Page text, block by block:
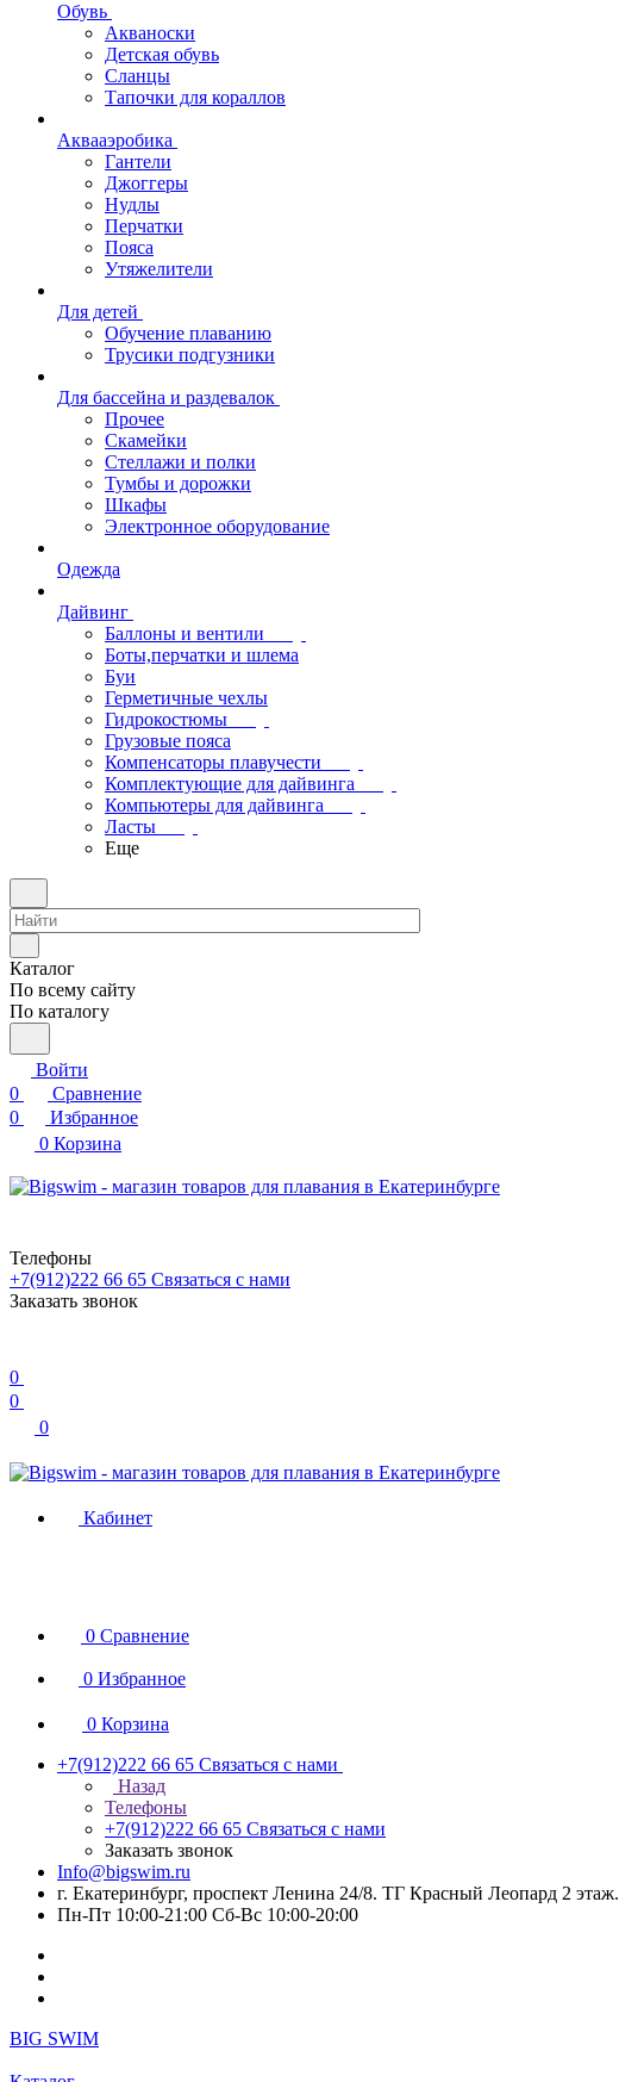
Обувь
Акваноски
Детская обувь
Сланцы
Тапочки для кораллов
Аквааэробика
Гантели
Джоггеры
Нудлы
Перчатки
Пояса
Утяжелители
Для детей
Обучение плаванию
Трусики подгузники
Для бассейна и раздевалок
Прочее
Скамейки
Стеллажи и полки
Тумбы и дорожки
Шкафы
Электронное оборудование
Одежда
Дайвинг
Баллоны и вентили
Боты,перчатки и шлема
Буи
Герметичные чехлы
Гидрокостюмы
Грузовые пояса
Компенсаторы плавучести
Комплектующие для дайвинга
Компьютеры для дайвинга
Ласты
Еще
Каталог
По всему сайту
По каталогу
Войти
0
Сравнение
0
Избранное
0 Корзина
Телефоны
+7(912)222 66 65 Связаться с нами
Заказать звонок
0
0
0
Кабинет
0 Сравнение
0 Избранное
0 Корзина
+7(912)222 66 65 Связаться с нами
Назад
Телефоны
+7(912)222 66 65 Связаться с нами
Заказать звонок
Info@bigswim.ru
г. Екатеринбург, проспект Ленина 24/8. ТГ Красный Леопард 2 этаж.
Пн-Пт 10:00-21:00 Сб-Вс 10:00-20:00
BIG SWIM